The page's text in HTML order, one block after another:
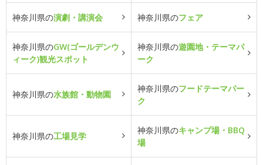
神奈川県の演劇・講演会 神奈川県のフェア
神奈川県のGW(ゴールデンウ
ィーク)観光スポット
神奈川県の遊園地・テーマパ
ーク
神奈川県の水族館・動物園
神奈川県のフードテーマパー
ク
神奈川県の工場見学
神奈川県のキャンプ場・BBQ
場